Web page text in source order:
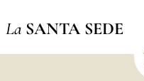
La SANTA SEDE